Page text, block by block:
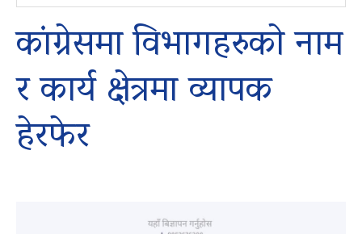
कांग्रेसमा विभागहरुको नाम
र कार्य क्षेत्रमा व्यापक
हेरफेर